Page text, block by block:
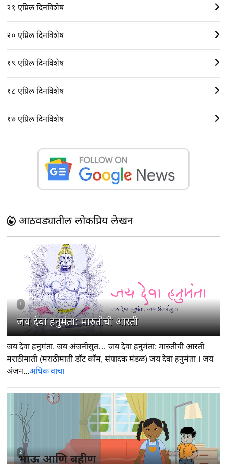
२१ एप्रिल दिनविशेष
२० एप्रिल दिनविशेष
१९ एप्रिल दिनविशेष
१८ एप्रिल दिनविशेष
१७ एप्रिल दिनविशेष
आठवड्यातील लोकप्रिय लेखन
1
जय देवा हनुमंता: मारुतीची आरती
जय देवा हनुमंता, जय अंजनीसुत… जय देवा हनुमंता: मारुतीची आरती
मराठीमाती (मराठीमाती डॉट कॉम, संपादक मंडळ) जय देवा हनुमंता । जय
अंजन...अधिक वाचा
2